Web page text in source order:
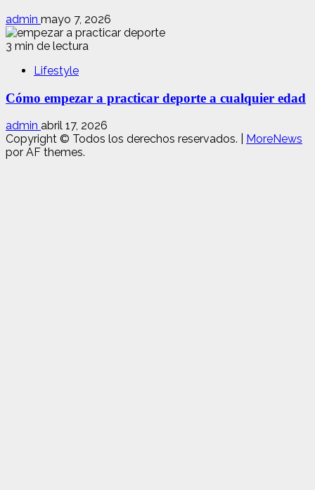
admin mayo 7, 2026
3 min de lectura
Lifestyle
Cómo empezar a practicar deporte a cualquier edad
admin abril 17, 2026
Copyright © Todos los derechos reservados.
MoreNews
por AF themes.